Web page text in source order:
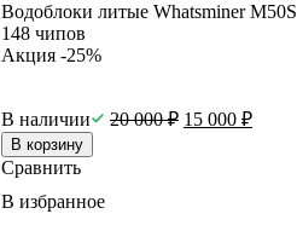
Водоблоки литые Whatsminer M50S
148 чипов
Акция -25%
В наличии 20 000₽ 15 000 ₽
В корзину
Сравнить
В избранное